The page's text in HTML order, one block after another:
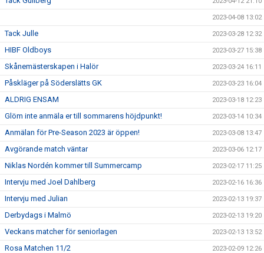
2023-04-08 13:02
Tack Julle 2023-03-28 12:32
HIBF Oldboys 2023-03-27 15:38
Skånemästerskapen i Halör 2023-03-24 16:11
Påskläger på Söderslätts GK 2023-03-23 16:04
ALDRIG ENSAM 2023-03-18 12:23
Glöm inte anmäla er till sommarens höjdpunkt! 2023-03-14 10:34
Anmälan för Pre-Season 2023 är öppen! 2023-03-08 13:47
Avgörande match väntar 2023-03-06 12:17
Niklas Nordén kommer till Summercamp 2023-02-17 11:25
Intervju med Joel Dahlberg 2023-02-16 16:36
Intervju med Julian 2023-02-13 19:37
Derbydags i Malmö 2023-02-13 19:20
Veckans matcher för seniorlagen 2023-02-13 13:52
Rosa Matchen 11/2 2023-02-09 12:26